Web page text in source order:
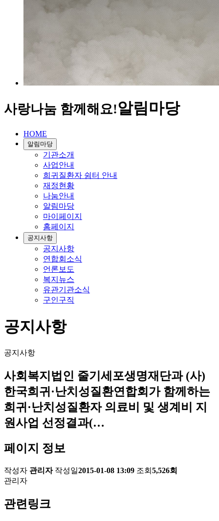
사랑나눔 함께해요!알림마당
HOME
알림마당
기관소개
사업안내
희귀질환자 쉼터 안내
재정현황
나눔안내
알림마당
마이페이지
홈페이지
공지사항
공지사항
연합회소식
언론보도
복지뉴스
유관기관소식
구인구직
공지사항
공지사항
사회복지법인 줄기세포생명재단과 (사)
한국희귀·난치성질환연합회가 함께하는
희귀·난치성질환자 의료비 및 생계비 지
원사업 선정결과(…
페이지 정보
작성자 관리자 작성일2015-01-08 13:09 조회 5,526회
관리자
관련링크